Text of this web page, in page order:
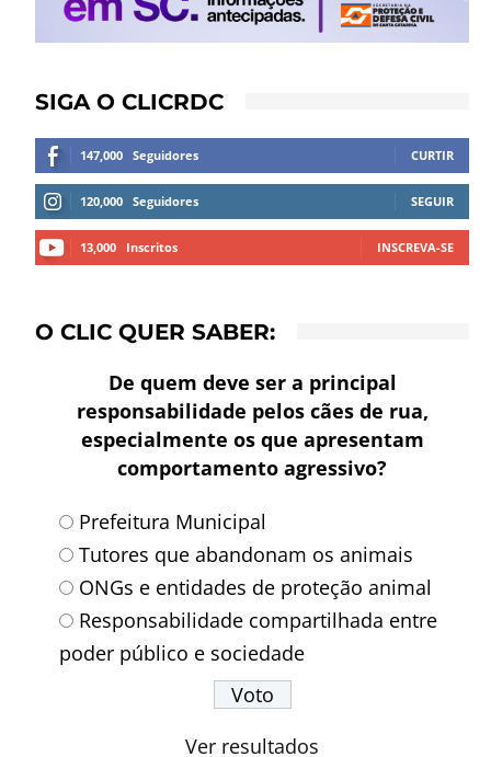
SIGA O CLICRDC
147,000 Seguidores CURTIR
120,000 Seguidores SEGUIR
13,000 Inscritos INSCREVA-SE
O CLIC QUER SABER:
De quem deve ser a principal
responsabilidade pelos cães de rua,
especialmente os que apresentam
comportamento agressivo?
Prefeitura Municipal
Tutores que abandonam os animais
ONGs e entidades de proteção animal
Responsabilidade compartilhada entre
poder público e sociedade
Ver resultados